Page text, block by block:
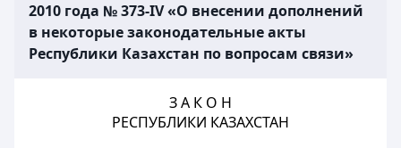
2010 года № 373-IV «О внесении дополнений
в некоторые законодательные акты
Республики Казахстан по вопросам связи»
З А К О Н
РЕСПУБЛИКИ КАЗАХСТАН